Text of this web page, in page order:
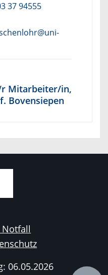
37 94555
r Mitarbeiter/in,
Bovensiepen
06.05.2026